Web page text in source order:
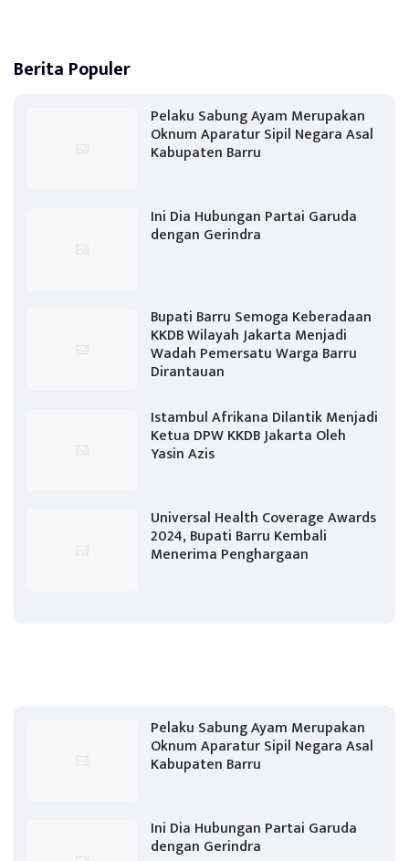
Berita Populer
Pelaku Sabung Ayam Merupakan
Oknum Aparatur Sipil Negara Asal
Kabupaten Barru
Ini Dia Hubungan Partai Garuda
dengan Gerindra
Bupati Barru Semoga Keberadaan
KKDB Wilayah Jakarta Menjadi
Wadah Pemersatu Warga Barru
Dirantauan
Istambul Afrikana Dilantik Menjadi
Ketua DPW KKDB Jakarta Oleh
Yasin Azis
Universal Health Coverage Awards
2024, Bupati Barru Kembali
Menerima Penghargaan
Pelaku Sabung Ayam Merupakan
Oknum Aparatur Sipil Negara Asal
Kabupaten Barru
Ini Dia Hubungan Partai Garuda
dengan Gerindra